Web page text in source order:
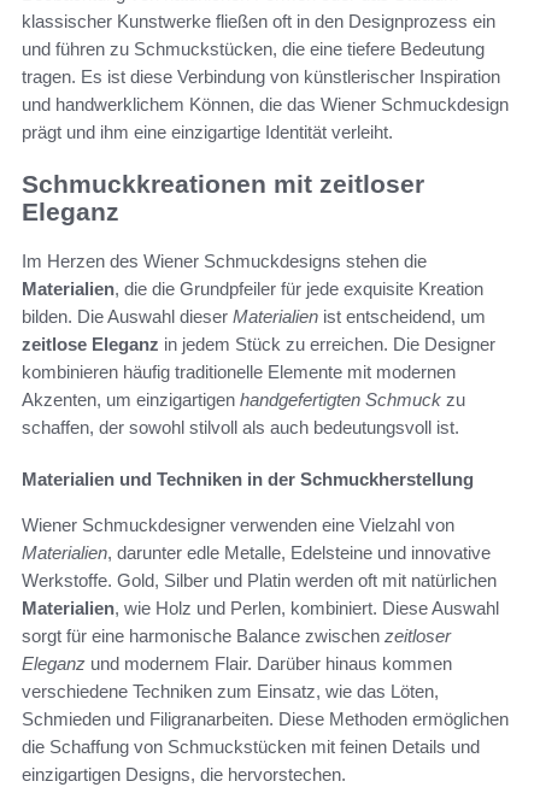
klassischer Kunstwerke fließen oft in den Designprozess ein
und führen zu Schmuckstücken, die eine tiefere Bedeutung
tragen. Es ist diese Verbindung von künstlerischer Inspiration
und handwerklichem Können, die das Wiener Schmuckdesign
prägt und ihm eine einzigartige Identität verleiht.
Schmuckkreationen mit zeitloser
Eleganz
Im Herzen des Wiener Schmuckdesigns stehen die
Materialien, die die Grundpfeiler für jede exquisite Kreation
bilden. Die Auswahl dieser Materialien ist entscheidend, um
zeitlose Eleganz in jedem Stück zu erreichen. Die Designer
kombinieren häufig traditionelle Elemente mit modernen
Akzenten, um einzigartigen handgefertigten Schmuck zu
schaffen, der sowohl stilvoll als auch bedeutungsvoll ist.
Materialien und Techniken in der Schmuckherstellung
Wiener Schmuckdesigner verwenden eine Vielzahl von
Materialien, darunter edle Metalle, Edelsteine und innovative
Werkstoffe. Gold, Silber und Platin werden oft mit natürlichen
Materialien, wie Holz und Perlen, kombiniert. Diese Auswahl
sorgt für eine harmonische Balance zwischen zeitloser
Eleganz und modernem Flair. Darüber hinaus kommen
verschiedene Techniken zum Einsatz, wie das Löten,
Schmieden und Filigranarbeiten. Diese Methoden ermöglichen
die Schaffung von Schmuckstücken mit feinen Details und
einzigartigen Designs, die hervorstechen.